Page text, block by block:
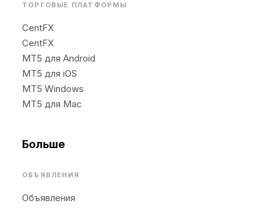
ТОРГОВЫЕ ПЛАТФОРМЫ
CentFX
CentFX
MT5 для Android
MT5 для iOS
MT5 Windows
MT5 для Mac
Больше
ОБЪЯВЛЕНИЯ
Объявления